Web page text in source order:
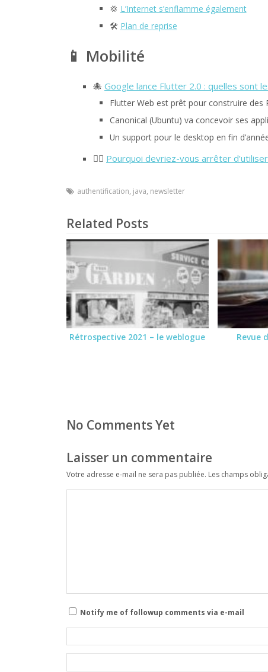
💢 L’Internet s’enflamme également
🛠️ Plan de reprise
📱 Mobilité
🐙 Google lance Flutter 2.0 : quelles sont
Flutter Web est prêt pour construire des
Canonical (Ubuntu) va concevoir ses
Un support pour le desktop en fin
🕵️‍♂️ Pourquoi devriez-vous arrêter
authentification, java, newsletter
Related Posts
Rétrospective 2021 – le weblogue Revue
No Comments Yet
Laisser un commentaire
Votre adresse e-mail ne sera pas publiée. Les champs
Notify me of followup comments via e-mail